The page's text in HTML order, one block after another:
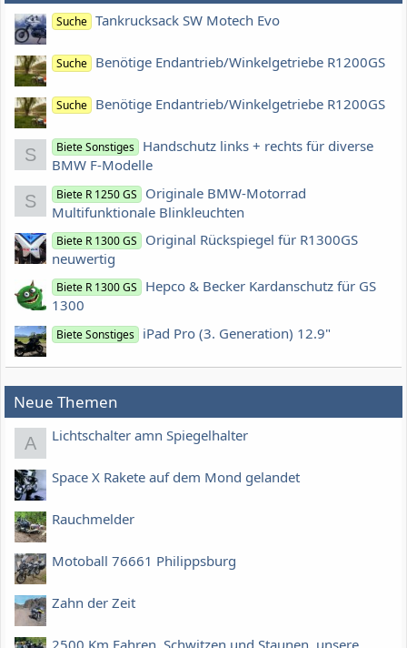
Suche Tankrucksack SW Motech Evo
Suche Benötige Endantrieb/Winkelgetriebe R1200GS
Suche Benötige Endantrieb/Winkelgetriebe R1200GS
S Biete Sonstiges Handschutz links + rechts für diverse
BMW F-Modelle
S Biete R 1250 GS
Originale BMW-Motorrad
Multifunktionale Blinkleuchten
Biete R 1300 GS
Original Rückspiegel für R1300GS
neuwertig
Biete R 1300 GS
Hepco & Becker Kardanschutz für GS
1300
Biete Sonstiges iPad Pro (3. Generation) 12.9"
Neue Themen
A Lichtschalter amn Spiegelhalter
Space X Rakete auf dem Mond gelandet
Rauchmelder
Motoball 76661 Philippsburg
Zahn der Zeit
2500 Km Fahren, Schwitzen und Staunen, unsere